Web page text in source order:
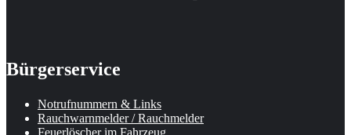
Bürgerservice
Notrufnummern & Links
Rauchwarnmelder / Rauchmelder
Feuerlöscher im Fahrzeug